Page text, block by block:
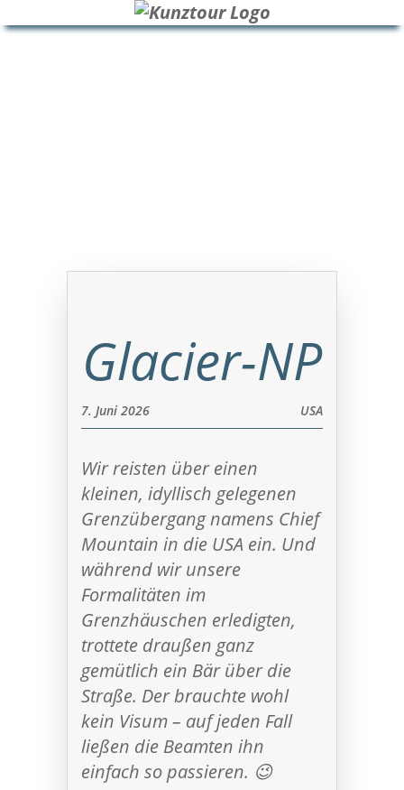
Glacier-NP
7. Juni 2026 USA
Wir reisten über einen
kleinen, idyllisch gelegenen
Grenzübergang namens Chief
Mountain in die USA ein. Und
während wir unsere
Formalitäten im
Grenzhäuschen erledigten,
trottete draußen ganz
gemütlich ein Bär über die
Straße. Der brauchte wohl
kein Visum – auf jeden Fall
ließen die Beamten ihn
einfach so passieren. 😉